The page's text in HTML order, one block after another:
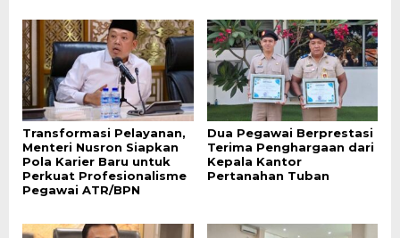
Transformasi Pelayanan,
Menteri Nusron Siapkan
Pola Karier Baru untuk
Perkuat Profesionalisme
Pegawai ATR/BPN
Dua Pegawai Berprestasi
Terima Penghargaan dari
Kepala Kantor
Pertanahan Tuban